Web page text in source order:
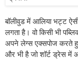
बॉलीवुड में आलिया भट्ट
लगता है। वो किसी भी
अपने लेग्स एक्सपोज करते
और भी है जो शॉर्ट ड्रेस में